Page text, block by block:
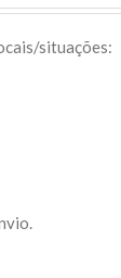
situações: